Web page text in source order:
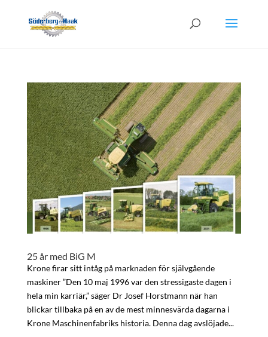
25 år med BiG M
Krone firar sitt intåg på marknaden för självgående
maskiner ”Den 10 maj 1996 var den stressigaste dagen i
hela min karriär,” säger Dr Josef Horstmann när han
blickar tillbaka på en av de mest minnesvärda dagarna i
Krone Maschinenfabriks historia. Denna dag avslöjade...